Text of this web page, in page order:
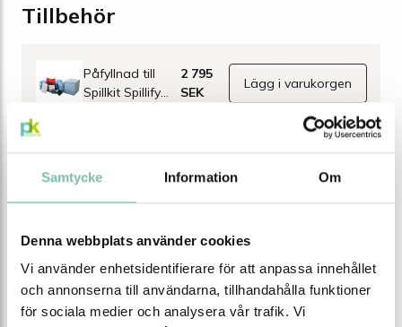
Samtycke Information Om
Denna webbplats använder cookies
Vi använder enhetsidentifierare för att anpassa innehållet
och annonserna till användarna, tillhandahålla funktioner
för sociala medier och analysera vår trafik. Vi
Tillbehör
Påfyllnad till
Spillkit Spillify
2 795
SEK
Lägg i varukorgen
Spillredskap®
A4 av aluminium
340 SEK Lägg i varukorgen
Skylt Spill
equipment A4
av aluminium